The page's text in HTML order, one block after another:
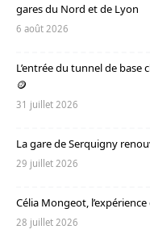
gares du Nord et de Lyon
6 août 2026
L’entrée du tunnel de base
🪙
31 juillet 2026
La gare de Serquigny
29 juillet 2026
Célia Mongeot,
28 juillet 2026